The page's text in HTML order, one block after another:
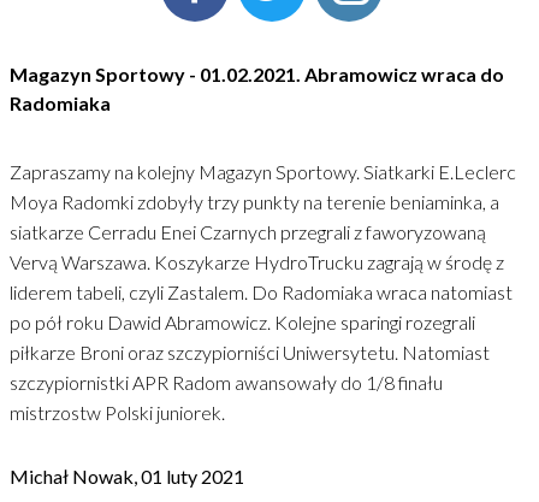
Magazyn Sportowy - 01.02.2021. Abramowicz wraca do
Radomiaka
Zapraszamy na kolejny Magazyn Sportowy. Siatkarki E.Leclerc
Moya Radomki zdobyły trzy punkty na terenie beniaminka, a
siatkarze Cerradu Enei Czarnych przegrali z faworyzowaną
Vervą Warszawa. Koszykarze HydroTrucku zagrają w środę z
liderem tabeli, czyli Zastalem. Do Radomiaka wraca natomiast
po pół roku Dawid Abramowicz. Kolejne sparingi rozegrali
piłkarze Broni oraz szczypiorniści Uniwersytetu. Natomiast
szczypiornistki APR Radom awansowały do 1/8 finału
mistrzostw Polski juniorek.
Michał Nowak, 01 luty 2021